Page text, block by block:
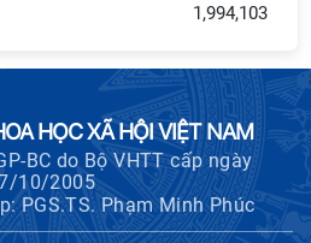
1,994,103
HỌC XÃ HỘI VIỆT NAM
BC do Bộ VHTT cấp ngày
10/2005
PGS.TS. Phạm Minh Phúc